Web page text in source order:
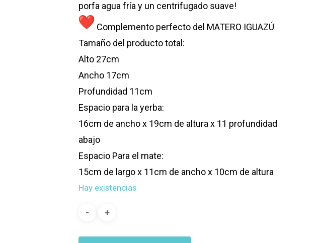
porfa agua fría y un centrifugado suave!
Complemento perfecto del MATERO IGUAZÚ
Tamaño del producto total:
Alto 27cm
Ancho 17cm
Profundidad 11cm
Espacio para la yerba:
16cm de ancho x 19cm de altura x 11 profundidad
abajo
Espacio Para el mate:
15cm de largo x 11cm de ancho x 10cm de altura
Hay existencias